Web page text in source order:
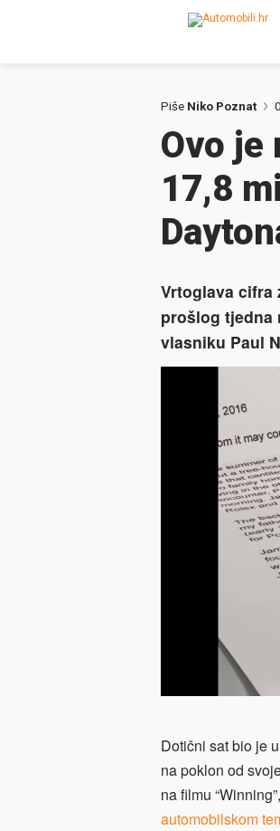
Piše Niko Poznat
Ovo
17,8
Vrtoglava cifra
prošlog tjedna
vlasniku Paul
Dotični sat bio je
na poklon od
na filmu
automobilskom